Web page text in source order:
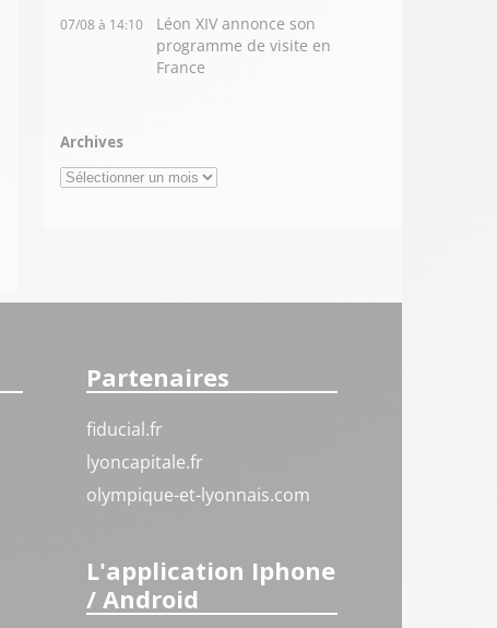
07/08 à 14:10
Léon XIV annonce son
programme de visite en
France
Archives
Archives
Partenaires
fiducial.fr
lyoncapitale.fr
olympique-et-lyonnais.com
L'application Iphone
/ Android